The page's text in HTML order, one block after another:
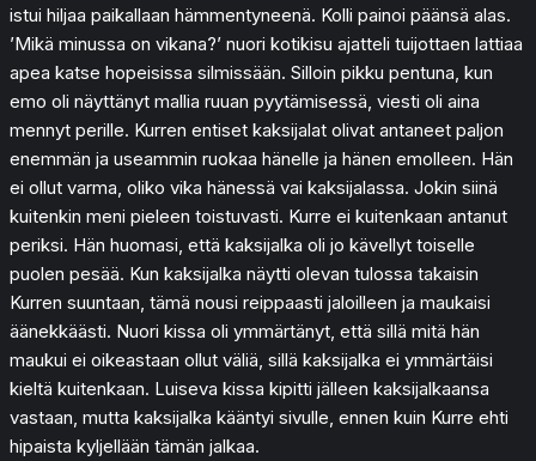
istui hiljaa paikallaan hämmentyneenä. Kolli painoi päänsä alas.
’Mikä minussa on vikana?’ nuori kotikisu ajatteli tuijottaen lattiaa
apea katse hopeisissa silmissään. Silloin pikku pentuna, kun
emo oli näyttänyt mallia ruuan pyytämisessä, viesti oli aina
mennyt perille. Kurren entiset kaksijalat olivat antaneet paljon
enemmän ja useammin ruokaa hänelle ja hänen emolleen. Hän
ei ollut varma, oliko vika hänessä vai kaksijalassa. Jokin siinä
kuitenkin meni pieleen toistuvasti. Kurre ei kuitenkaan antanut
periksi. Hän huomasi, että kaksijalka oli jo kävellyt toiselle
puolen pesää. Kun kaksijalka näytti olevan tulossa takaisin
Kurren suuntaan, tämä nousi reippaasti jaloilleen ja maukaisi
äänekkäästi. Nuori kissa oli ymmärtänyt, että sillä mitä hän
maukui ei oikeastaan ollut väliä, sillä kaksijalka ei ymmärtäisi
kieltä kuitenkaan. Luiseva kissa kipitti jälleen kaksijalkaansa
vastaan, mutta kaksijalka kääntyi sivulle, ennen kuin Kurre ehti
hipaista kyljellään tämän jalkaa.